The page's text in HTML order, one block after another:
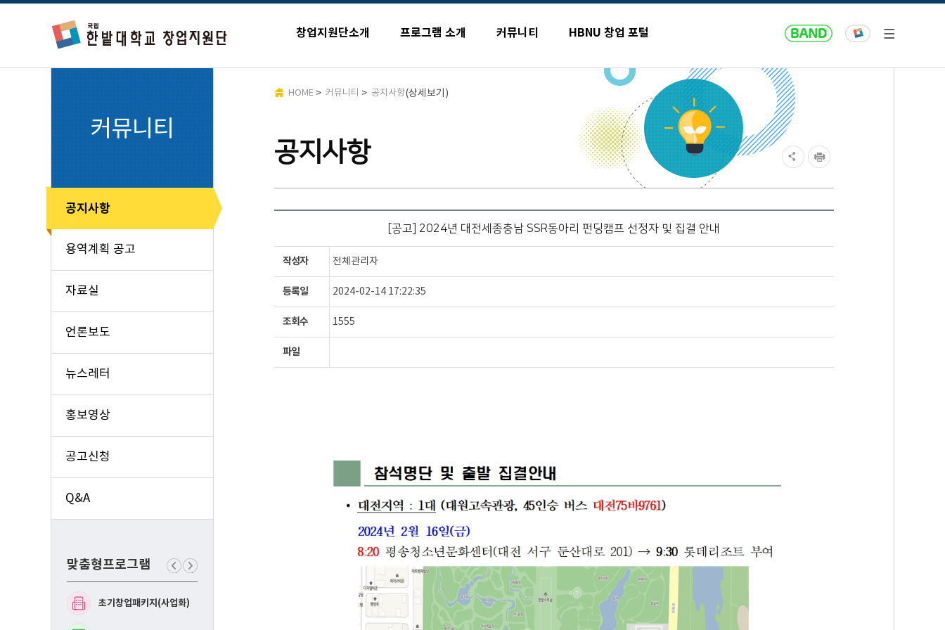
창업지원단소개 프로그램 소개 커뮤니티 HBNU 창업 포털
커뮤니티
공지사항
용역계획 공고
자료실
언론보도
뉴스레터
홍보영상
공고신청
Q&A
맞춤형프로그램
맞
춤
맞
춤
초기창업패키지(사업화)
공지사항
HOME> 커뮤니티 > 공지사항(상세보기)
[공고] 2024년 대전세종충남 SSR동아리 펀딩캠프 선정자 및 집결 안내
작성자 전체관리자
등록일 2024-02-14 17:22:35
조회수 1555
파일